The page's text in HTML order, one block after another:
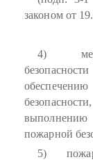
законом от
4)
пожарной
5)